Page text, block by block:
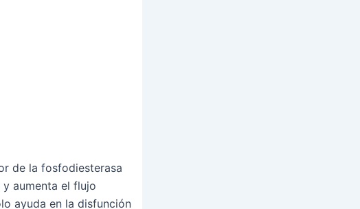
de la fosfodiesterasa
aumenta el flujo
ayuda en la disfunción